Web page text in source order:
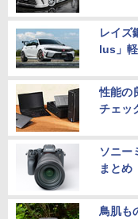
レイズ
lus」
性能の
チェッ
ソニー
まとめ
鳥肌も